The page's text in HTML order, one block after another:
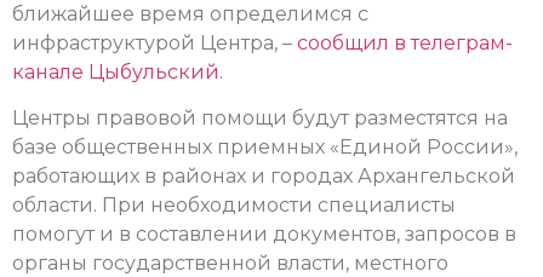
ближайшее время определимся с
инфраструктурой Центра, – сообщил в телеграм-
канале Цыбульский.
Центры правовой помощи будут разместятся на
базе общественных приемных «Единой России»,
работающих в районах и городах Архангельской
области. При необходимости специалисты
помогут и в составлении документов, запросов в
органы государственной власти, местного